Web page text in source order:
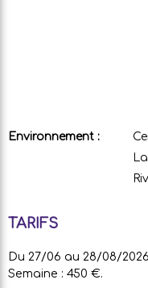
Environnement :
TARIFS
Du 27/06 au 28/08/2026
Semaine : 450 €.